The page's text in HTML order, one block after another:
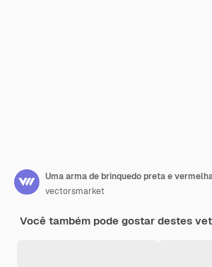
vectorsmarket
Você também pode gostar destes